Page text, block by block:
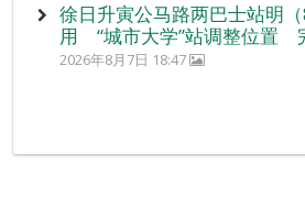
徐日升寅公马路两巴士站明
用 “城市大学”站调整位置
2026年8月7日 18:47